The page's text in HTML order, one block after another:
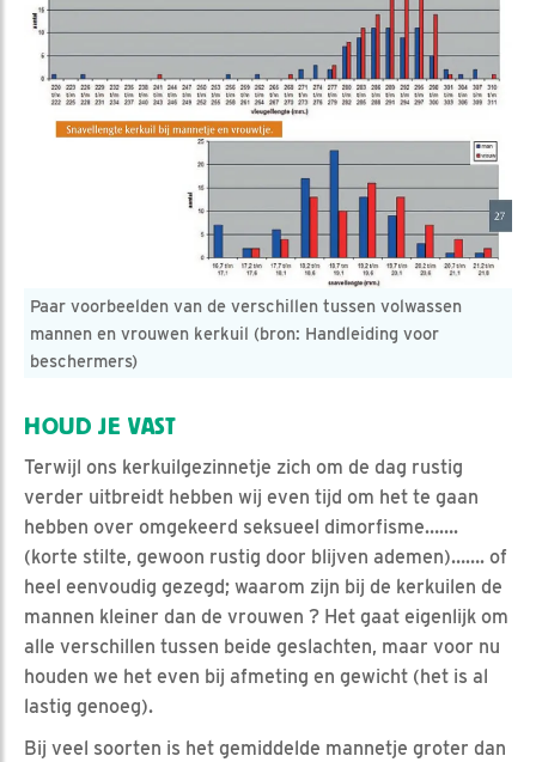
Paar voorbeelden van de verschillen tussen volwassen
mannen en vrouwen kerkuil (bron: Handleiding voor
beschermers)
HOUD JE VAST
Terwijl ons kerkuilgezinnetje zich om de dag rustig
verder uitbreidt hebben wij even tijd om het te gaan
hebben over omgekeerd seksueel dimorfisme…….
(korte stilte, gewoon rustig door blijven ademen)……. of
heel eenvoudig gezegd; waarom zijn bij de kerkuilen de
mannen kleiner dan de vrouwen ? Het gaat eigenlijk om
alle verschillen tussen beide geslachten, maar voor nu
houden we het even bij afmeting en gewicht (het is al
lastig genoeg).
Bij veel soorten is het gemiddelde mannetje groter dan